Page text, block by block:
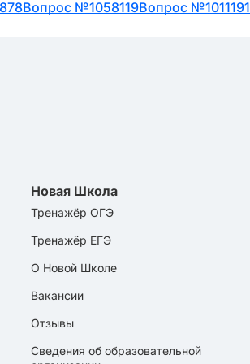
Вопрос №1058119Вопрос №1011191
Новая Школа
Тренажёр ОГЭ
Тренажёр ЕГЭ
О Новой Школе
Вакансии
Отзывы
Сведения об образовательной